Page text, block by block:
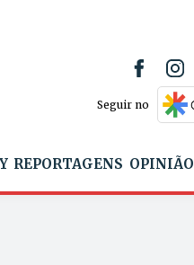
Seguir no
REPORTAGENS OPINIÃO